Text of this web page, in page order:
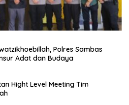
Polres Sambas
Adat dan Budaya
Hight Level Meeting Tim